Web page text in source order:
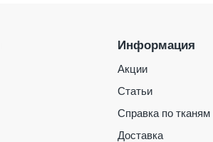
Информация
Акции
Статьи
Справка по тканям
Доставка